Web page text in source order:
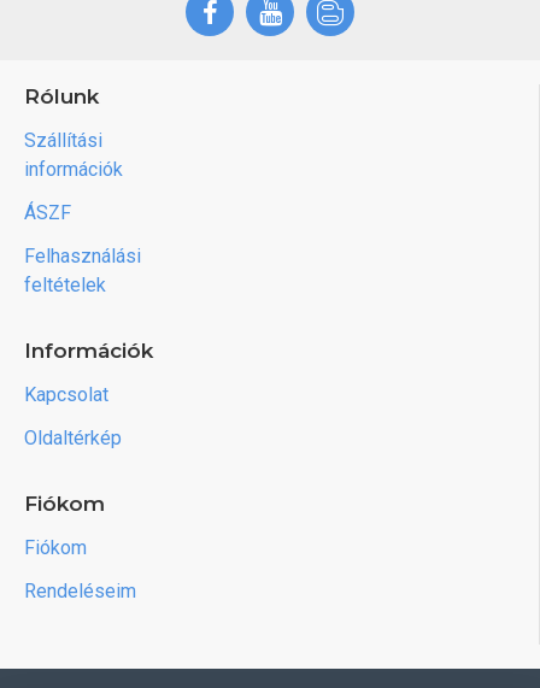
Rólunk
Szállítási
információk
ÁSZF
Felhasználási
feltételek
Információk
Kapcsolat
Oldaltérkép
Fiókom
Fiókom
Rendeléseim